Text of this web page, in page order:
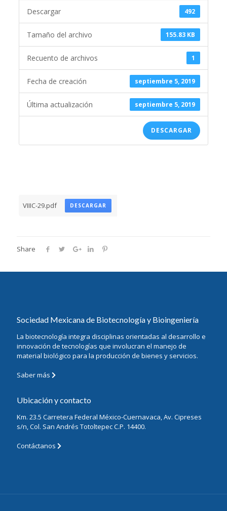
492
Descargar
155.83 KB
Tamaño del archivo
1
Recuento de archivos
septiembre 5, 2019
Fecha de creación
septiembre 5, 2019
Última actualización
DESCARGAR
VIIIC-29.pdf DESCARGAR
Share
Sociedad Mexicana de Biotecnología y Bioingeniería
La biotecnología integra disciplinas orientadas al desarrollo e
innovación de tecnologías que involucran el manejo de
material biológico para la producción de bienes y servicios.
Saber más
Ubicación y contacto
Km. 23.5 Carretera Federal México-Cuernavaca, Av. Cipreses
s/n, Col. San Andrés Totoltepec C.P. 14400.
Contáctanos